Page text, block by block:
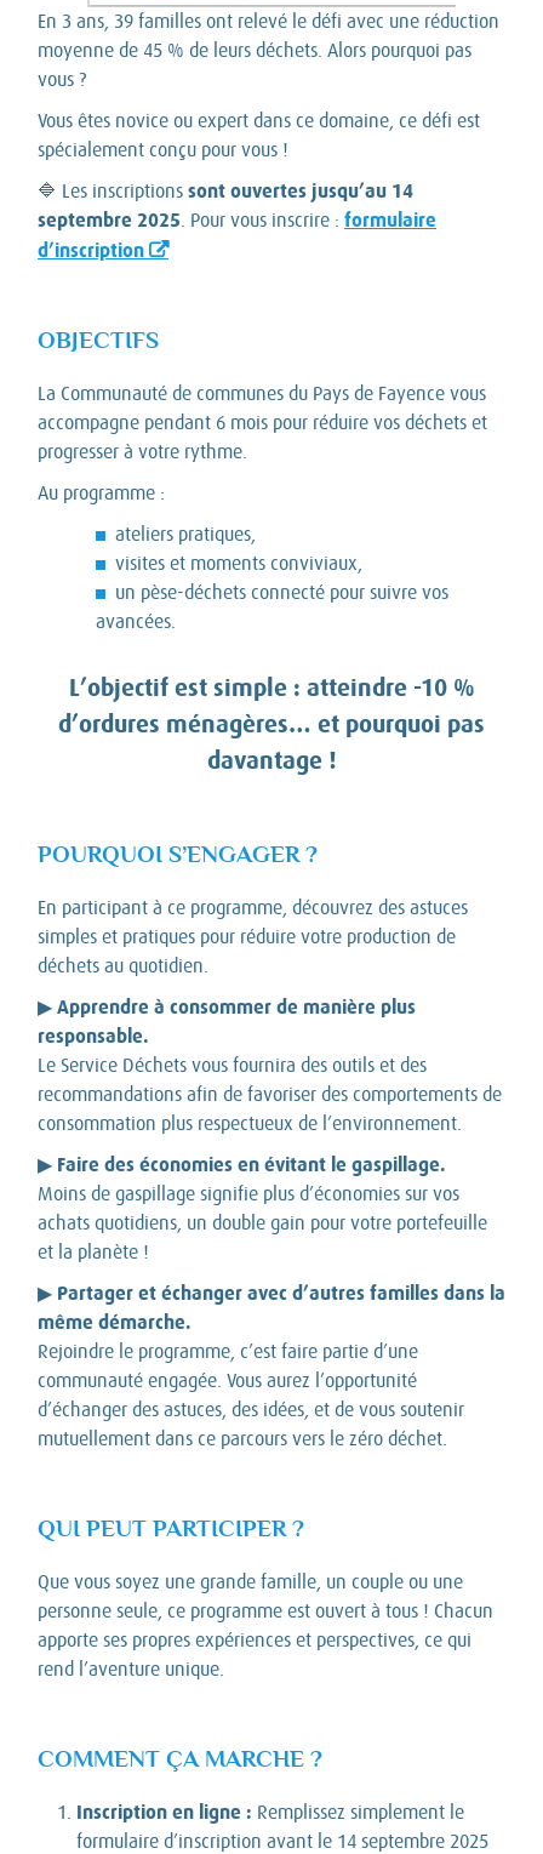
En 3 ans, 39 familles ont relevé le défi avec une réduction
moyenne de 45 % de leurs déchets. Alors pourquoi pas
vous ?
Vous êtes novice ou expert dans ce domaine, ce défi est
spécialement conçu pour vous !
🔷 Les inscriptions sont ouvertes jusqu’au 14
septembre 2025 . Pour vous inscrire : formulaire
d’inscription
OBJECTIFS
La Communauté de communes du Pays de Fayence vous
accompagne pendant 6 mois pour réduire vos déchets et
progresser à votre rythme.
Au programme :
ateliers pratiques,
visites et moments conviviaux,
un pèse-déchets connecté pour suivre vos
avancées.
L’objectif est simple : atteindre -10 %
d’ordures ménagères… et pourquoi pas
davantage !
POURQUOI S’ENGAGER ?
En participant à ce programme, découvrez des astuces
simples et pratiques pour réduire votre production de
déchets au quotidien.
▶ Apprendre à consommer de manière plus
responsable.
Le Service Déchets vous fournira des outils et des
recommandations afin de favoriser des comportements de
consommation plus respectueux de l’environnement.
▶ Faire des économies en évitant le gaspillage.
Moins de gaspillage signifie plus d’économies sur vos
achats quotidiens, un double gain pour votre portefeuille
et la planète !
▶ Partager et échanger avec d’autres familles dans la
même démarche.
Rejoindre le programme, c’est faire partie d’une
communauté engagée. Vous aurez l’opportunité
d’échanger des astuces, des idées, et de vous soutenir
mutuellement dans ce parcours vers le zéro déchet.
QUI PEUT PARTICIPER ?
Que vous soyez une grande famille, un couple ou une
personne seule, ce programme est ouvert à tous ! Chacun
apporte ses propres expériences et perspectives, ce qui
rend l’aventure unique.
COMMENT ÇA MARCHE ?
Inscription en ligne : Remplissez simplement le
formulaire d’inscription avant le 14 septembre 2025